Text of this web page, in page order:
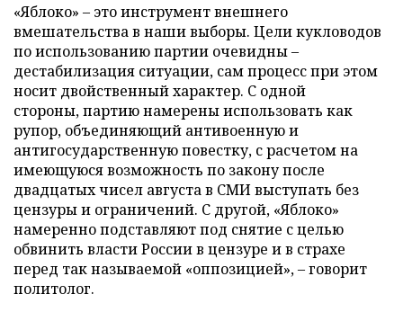
«Яблоко» – это инструмент внешнего
вмешательства в наши выборы. Цели кукловодов
по использованию партии очевидны –
дестабилизация ситуации, сам процесс при этом
носит двойственный характер. С одной
стороны, партию намерены использовать как
рупор, объединяющий антивоенную и
антигосударственную повестку, с расчетом на
имеющуюся возможность по закону после
двадцатых чисел августа в СМИ выступать без
цензуры и ограничений. С другой, «Яблоко»
намеренно подставляют под снятие с целью
обвинить власти России в цензуре и в страхе
перед так называемой «оппозицией», – говорит
политолог.